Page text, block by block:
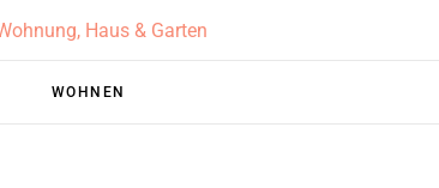
WOHNEN